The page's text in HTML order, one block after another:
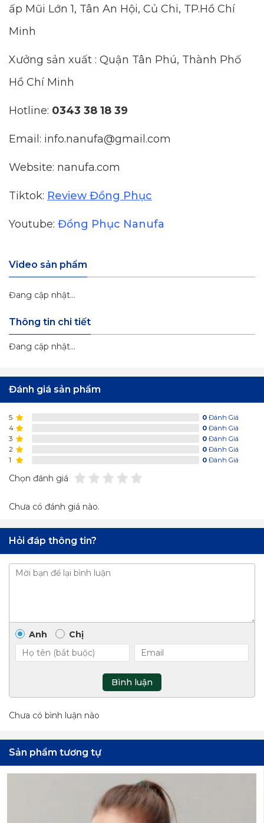
ấp Mũi Lớn 1, Tân An Hội, Củ Chi, TP.Hồ Chí
Minh
Xưởng sản xuất : Quận Tân Phú, Thành Phố
Hồ Chí Minh
Hotline: 0343 38 18 39
Email: info.nanufa@gmail.com
Website: nanufa.com
Tiktok: Review Đồng Phục
Youtube: Đồng Phục Nanufa
Video sản phẩm
Đang cập nhật...
Thông tin chi tiết
Đang cập nhật...
Đánh giá sản phẩm
5 0 Đánh Giá
4 0 Đánh Giá
3 0 Đánh Giá
2 0 Đánh Giá
1 0 Đánh Giá
Chọn đánh giá
Chưa có đánh giá nào.
Hỏi đáp thông tin?
Anh Chị
Bình luận
Chưa có bình luận nào
Sản phẩm tương tự